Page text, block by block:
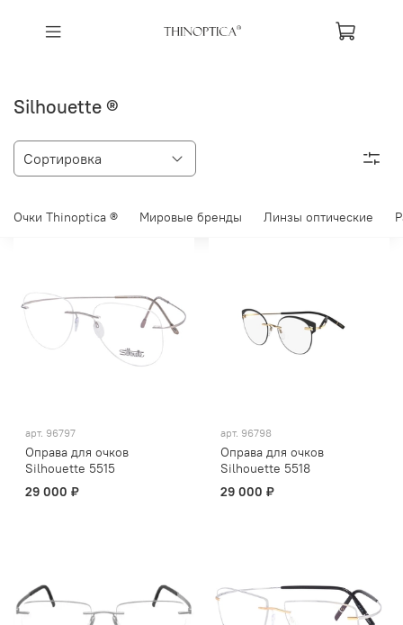
Silhouette ®
Очки Thinoptica ® Мировые бренды Линзы оптические
арт. 96797
Оправа для очков
Silhouette 5515
29 000 ₽
арт. 96798
Оправа для очков
Silhouette 5518
29 000 ₽